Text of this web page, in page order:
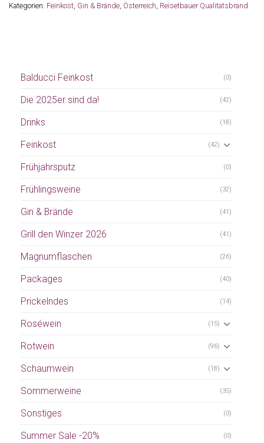
Balducci Feinkost (0)
Die 2025er sind da! (42)
Drinks (18)
Feinkost (42)
Frühjahrsputz (0)
Frühlingsweine (32)
Gin & Brände (41)
Grill den Winzer 2026 (41)
Magnumflaschen (26)
Packages (40)
Prickelndes (14)
Roséwein (15)
Rotwein (96)
Schaumwein (18)
Sommerweine (35)
Sonstiges (0)
Summer Sale -20% (0)
Kategorien: Feinkost Gin & Brände Österreich Reisetbauer Qualitätsbrand